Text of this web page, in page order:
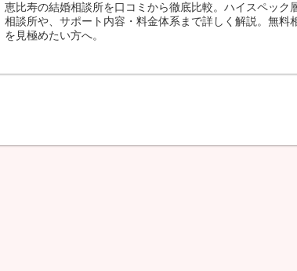
恵比寿の結婚相談所を口コミから徹底比較。ハイスペック
相談所や、サポート内容・料金体系まで詳しく解説。無料
を見極めたい方へ。